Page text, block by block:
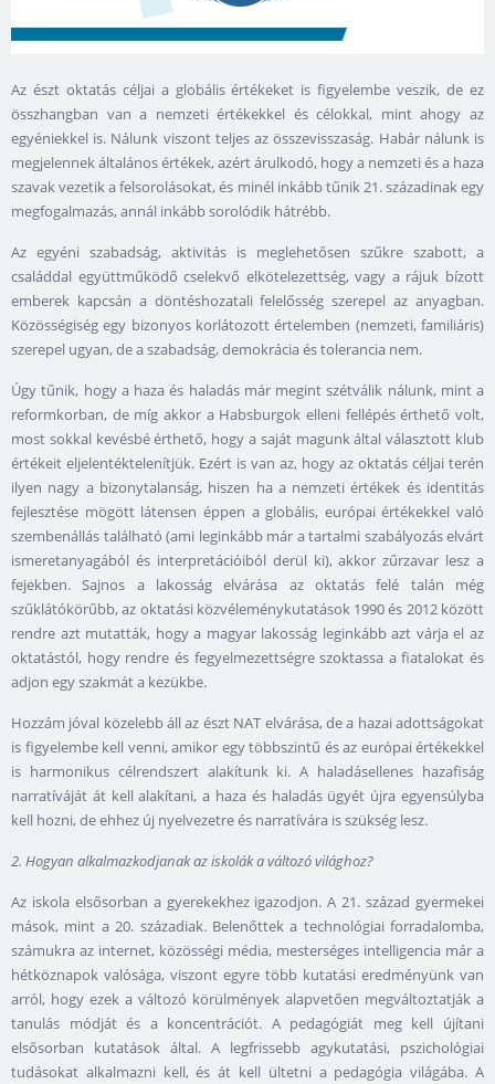
Az észt oktatás céljai a globális értékeket is figyelembe veszik, de ez
összhangban van a nemzeti értékekkel és célokkal, mint ahogy az
egyéniekkel is. Nálunk viszont teljes az összevisszaság. Habár nálunk is
megjelennek általános értékek, azért árulkodó, hogy a nemzeti és a haza
szavak vezetik a felsorolásokat, és minél inkább tűnik 21. századinak egy
megfogalmazás, annál inkább sorolódik hátrébb.
Az egyéni szabadság, aktivitás is meglehetősen szűkre szabott, a
családdal együttműködő cselekvő elkötelezettség, vagy a rájuk bízott
emberek kapcsán a döntéshozatali felelősség szerepel az anyagban.
Közösségiség egy bizonyos korlátozott értelemben (nemzeti, familiáris)
szerepel ugyan, de a szabadság, demokrácia és tolerancia nem.
Úgy tűnik, hogy a haza és haladás már megint szétválik nálunk, mint a
reformkorban, de míg akkor a Habsburgok elleni fellépés érthető volt,
most sokkal kevésbé érthető, hogy a saját magunk által választott klub
értékeit eljelentéktelenítjük. Ezért is van az, hogy az oktatás céljai terén
ilyen nagy a bizonytalanság, hiszen ha a nemzeti értékek és identitás
fejlesztése mögött látensen éppen a globális, európai értékekkel való
szembenállás található (ami leginkább már a tartalmi szabályozás elvárt
ismeretanyagából és interpretációiból derül ki), akkor zűrzavar lesz a
fejekben. Sajnos a lakosság elvárása az oktatás felé talán még
szűklátókörűbb, az oktatási közvéleménykutatások 1990 és 2012 között
rendre azt mutatták, hogy a magyar lakosság leginkább azt várja el az
oktatástól, hogy rendre és fegyelmezettségre szoktassa a fiatalokat és
adjon egy szakmát a kezükbe.
Hozzám jóval közelebb áll az észt NAT elvárása, de a hazai adottságokat
is figyelembe kell venni, amikor egy többszintű és az európai értékekkel
is harmonikus célrendszert alakítunk ki. A haladásellenes hazafiság
narratíváját át kell alakítani, a haza és haladás ügyét újra egyensúlyba
kell hozni, de ehhez új nyelvezetre és narratívára is szükség lesz.
2. Hogyan alkalmazkodjanak az iskolák a változó világhoz?
Az iskola elsősorban a gyerekekhez igazodjon. A 21. század gyermekei
mások, mint a 20. századiak. Belenőttek a technológiai forradalomba,
számukra az internet, közösségi média, mesterséges intelligencia már a
hétköznapok valósága, viszont egyre több kutatási eredményünk van
arról, hogy ezek a változó körülmények alapvetően megváltoztatják a
tanulás módját és a koncentrációt. A pedagógiát meg kell újítani
elsősorban kutatások által. A legfrissebb agykutatási, pszichológiai
tudásokat alkalmazni kell, és át kell ültetni a pedagógia világába. A